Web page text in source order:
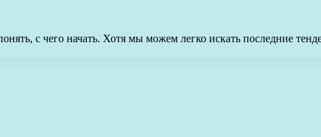
с чего начать. Хотя мы можем легко искать последние